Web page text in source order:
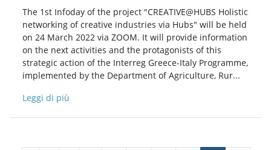
The 1st Infoday of the project "CREATIVE@HUBS Holistic
networking of creative industries via Hubs" will be held
on 24 March 2022 via ZOOM. It will provide information
on the next activities and the protagonists of this
strategic action of the Interreg Greece-Italy Programme,
implemented by the Department of Agriculture, Rur...
Leggi di più